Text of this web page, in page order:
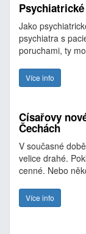
Jako
psychiatra s
poruchami, ty
Více info
Císařovy
Čechách
V současné
velice drahé.
cenné. Nebo
Více info